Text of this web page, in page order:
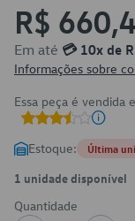
R$
Em até 💳 10x de
Informações sobre
Essa peça é vendida
Estoque: Última
1 unidade disponível
Quantidade